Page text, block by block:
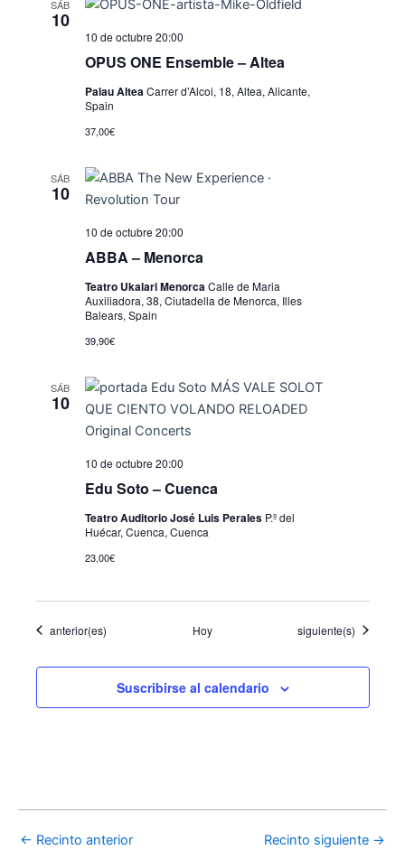
SÁB
10
OPUS ONE Ensemble – Altea
10 de octubre 20:00
Palau Altea Carrer d’Alcoi, 18, Altea, Alicante,
Spain
37,00€
SÁB
10
ABBA – Menorca
10 de octubre 20:00
Teatro Ukalari Menorca Calle de Maria
Auxiliadora, 38, Ciutadella de Menorca, Illes
Balears, Spain
39,90€
SÁB
10
Edu Soto – Cuenca
10 de octubre 20:00
Teatro Auditorio José Luis Perales P.º del
Huécar, Cuenca, Cuenca
23,00€
Eventos
anterior(es) Hoy Eventos
siguiente(s)
Suscribirse al calendario
← Recinto anterior Recinto siguiente →